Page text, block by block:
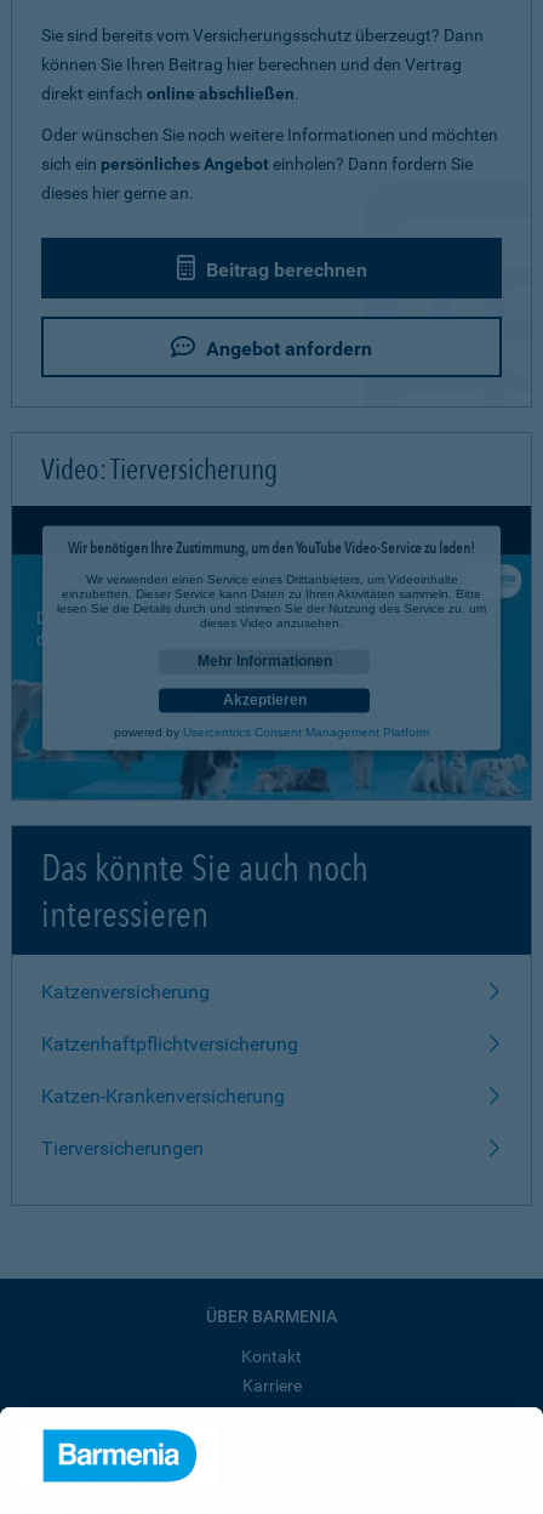
Sie sind bereits vom Versicherungsschutz überzeugt? Dann
können Sie Ihren Beitrag hier berechnen und den Vertrag
direkt einfach online abschließen.
Oder wünschen Sie noch weitere Informationen und möchten
sich ein persönliches Angeboteinholen? Dann fordern Sie
dieses hier gerne an.
Beitrag berechnen
Angebot anfordern
Video: Tierversicherung
Wir benötigen Ihre Zustimmung, um den YouTube Video-Service zu laden!
Wir verwenden einen Service eines Drittanbieters, um Videoinhalte
einzubetten. Dieser Service kann Daten zu Ihren Aktivitäten sammeln. Bitte
lesen Sie die Details durch und stimmen Sie der Nutzung des Service zu, um
dieses Video anzusehen.
Mehr Informationen
Akzeptieren
powered by Usercentrics Consent Management Platform
Das könnte Sie auch noch
interessieren
Katzenversicherung
Katzenhaftpflichtversicherung
Katzen-Krankenversicherung
Tierversicherungen
ÜBER BARMENIA
Kontakt
Karriere